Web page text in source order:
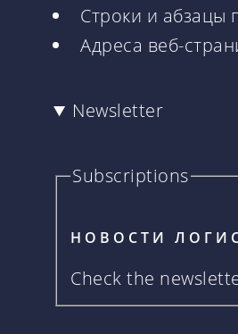
Строки и абзацы
Адреса веб-
Newsletter
Subscriptions
НОВОСТИ
Check the